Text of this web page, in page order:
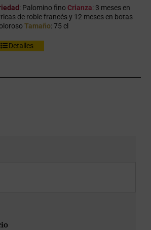
: Palomino finoCrianza: 3 meses en
de roble francés y 12 meses en botas
Tamaño: 75 cl
Detalles